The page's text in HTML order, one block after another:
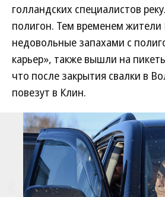
голландских специалистов
полигон. Тем временем жители
недовольные запахами с
карьер», также вышли на
что после закрытия свалки в
повезут в Клин.